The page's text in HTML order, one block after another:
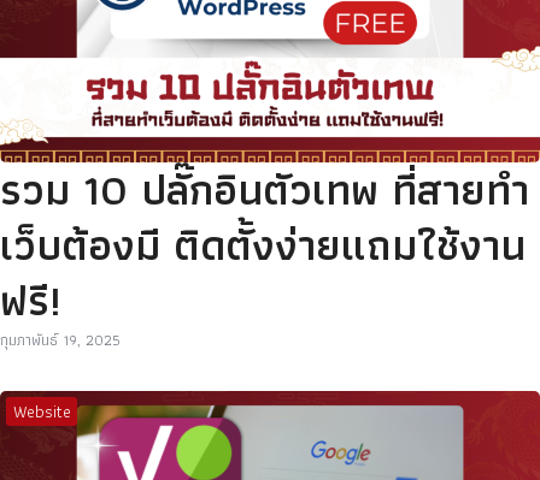
รวม 10 ปลั๊กอินตัวเทพ ที่สายทำ
เว็บต้องมี ติดตั้งง่ายแถมใช้งาน
ฟรี!
กุมภาพันธ์ 19, 2025
Website